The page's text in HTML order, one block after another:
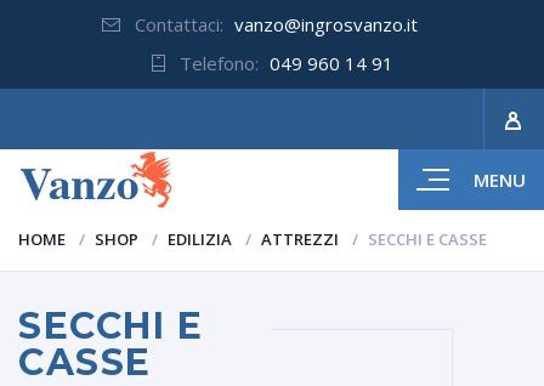
Contattaci: vanzo@ingrosvanzo.it
Telefono: 049 960 14 91
MENU
HOME SHOP EDILIZIA ATTREZZI SECCHI E CASSE
SECCHI E
CASSE